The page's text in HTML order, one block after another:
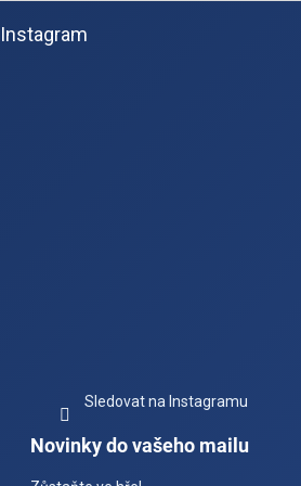
á
pInstagram
Sledovat na Instagramu
Novinky do vašeho mailu